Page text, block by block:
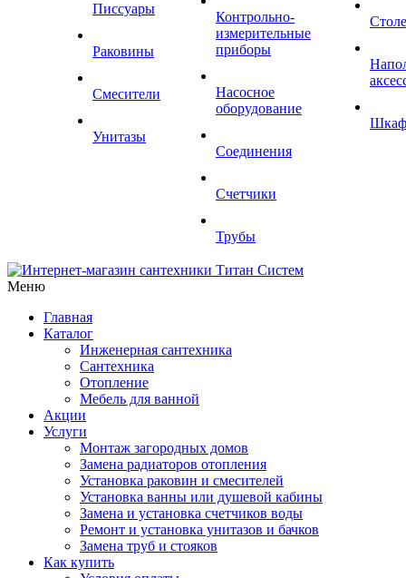
Писсуары
Раковины
Смесители
Унитазы
Контрольно-
измерительные
приборы
Насосное
оборудование
Соединения
Счетчики
Трубы
Меню
Главная
Каталог
Инженерная сантехника
Сантехника
Отопление
Мебель для ванной
Акции
Услуги
Монтаж загородных домов
Замена радиаторов отопления
Установка раковин и смесителей
Установка ванны или душевой кабины
Замена и установка счетчиков воды
Ремонт и установка унитазов и бачков
Замена труб и стояков
Как купить